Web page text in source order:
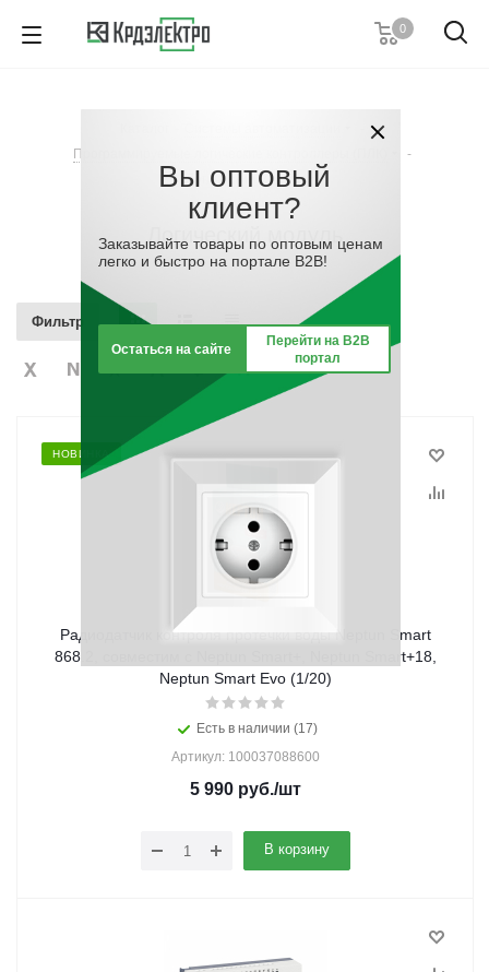
0
Программируемые логические контроллеры (ПЛК)
-
Логический модуль
Логический модуль
Фильтр
НОВИНКА
Радиодатчик контроля протечки воды Neptun Smart
868.2, совместим с Neptun Smart+, Neptun Smart+18,
Neptun Smart Evo (1/20)
Есть в наличии (17)
Артикул: 100037088600
5 990 руб./шт
В корзину
Вы оптовый
клиент?
Заказывайте товары по оптовым ценам
легко и быстро на портале B2B!
Остаться на сайте
Перейти на B2B
портал